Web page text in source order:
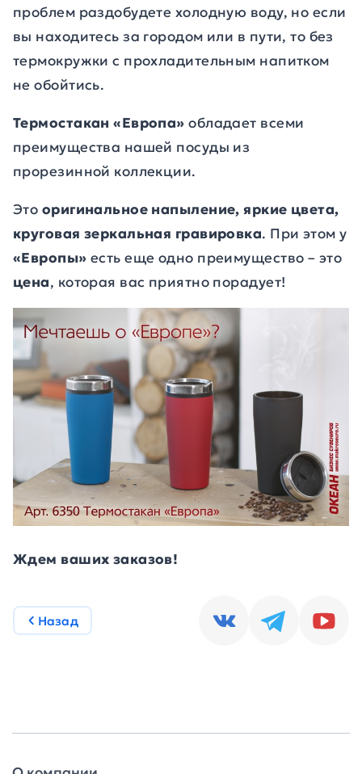
проблем раздобудете холодную воду, но если
вы находитесь за городом или в пути, то без
термокружки с прохладительным напитком
не обойтись.
Термостакан «Европа» обладает всеми
преимущества нашей посуды из
прорезинной коллекции.
Это оригинальное напыление, яркие цвета,
круговая зеркальная гравировка. При этом у
«Европы» есть еще одно преимущество – это
цена, которая вас приятно порадует!
Ждем ваших заказов!
Назад